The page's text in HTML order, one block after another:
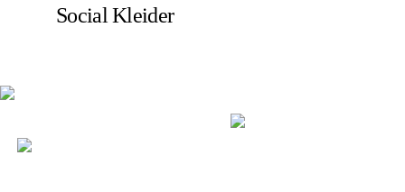
Social Kleider